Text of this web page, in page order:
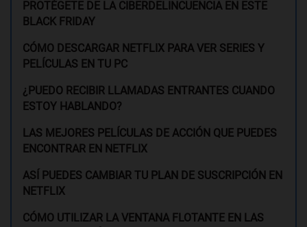
PROTÉGETE DE LA CIBERDELINCUENCIA EN ESTE
BLACK FRIDAY
CÓMO DESCARGAR NETFLIX PARA VER SERIES Y
PELÍCULAS EN TU PC
¿PUEDO RECIBIR LLAMADAS ENTRANTES CUANDO
ESTOY HABLANDO?
LAS MEJORES PELÍCULAS DE ACCIÓN QUE PUEDES
ENCONTRAR EN NETFLIX
ASÍ PUEDES CAMBIAR TU PLAN DE SUSCRIPCIÓN EN
NETFLIX
CÓMO UTILIZAR LA VENTANA FLOTANTE EN LAS